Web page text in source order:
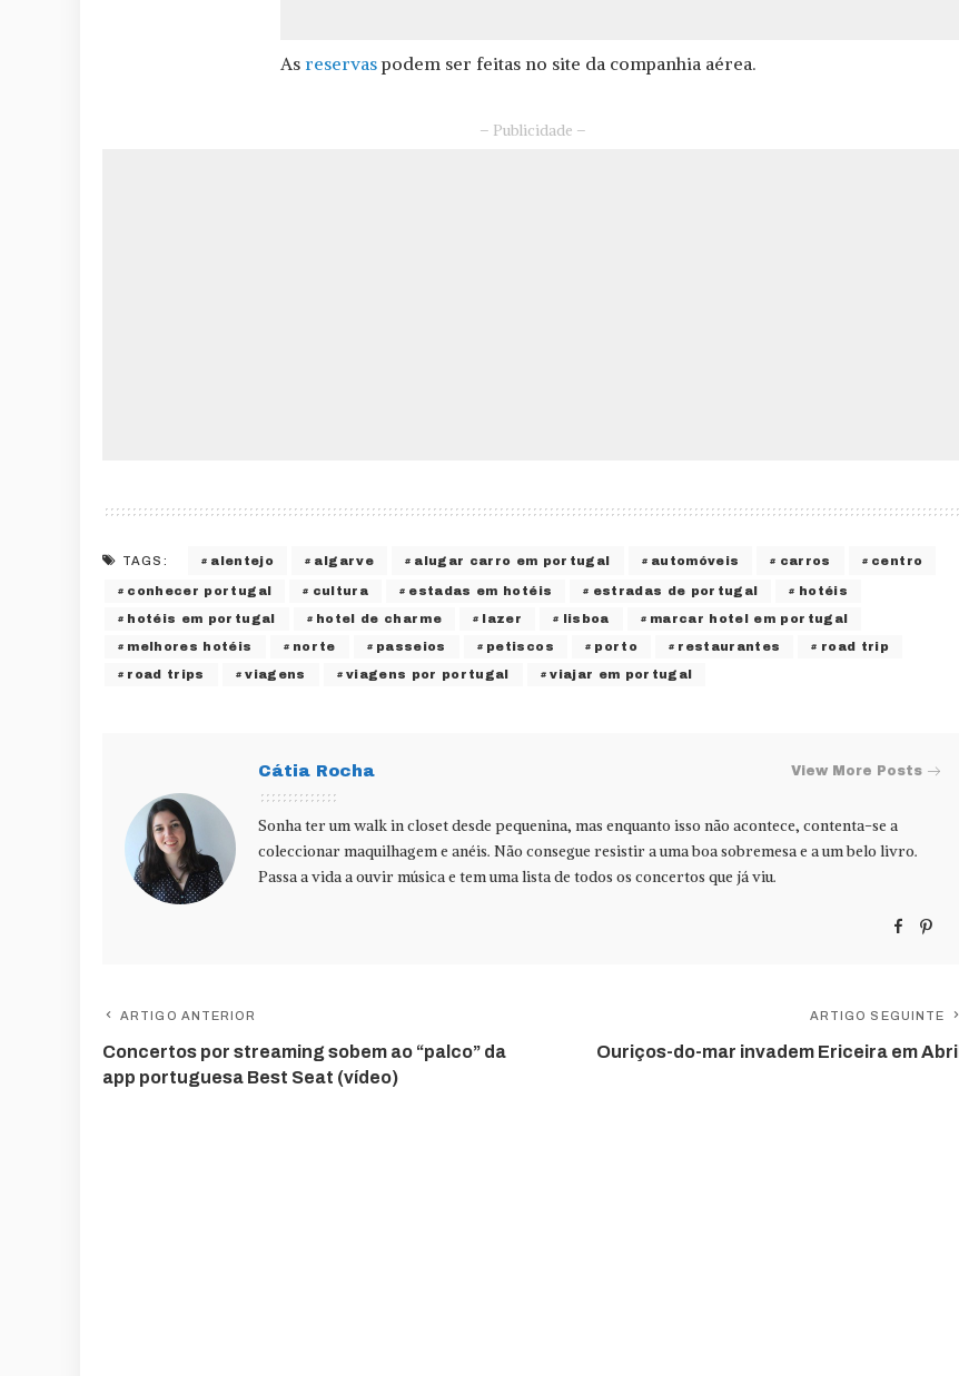
As reservaspodem ser feitas no site da companhia aérea.
– Publicidade –
TAGS: alentejo algarve alugar carro em portugal automóveis carros centro
conhecer portugal cultura estadas em hotéis estradas de portugal hotéis
hotéis em portugal hotel de charme lazer lisboa marcar hotel em portugal
melhores hotéis norte passeios petiscos porto restaurantes road trip
road trips viagens viagens por portugal viajar em portugal
Cátia Rocha View More Posts
Sonha ter um walk in closet desde pequenina, mas enquanto isso não acontece, contenta-se a
coleccionar maquilhagem e anéis. Não consegue resistir a uma boa sobremesa e a um belo livro.
Passa a vida a ouvir música e tem uma lista de todos os concertos que já viu.
ARTIGO ANTERIOR
Concertos por streaming sobem ao “palco” da
app portuguesa Best Seat (vídeo)
ARTIGO SEGUINTE
Ouriços-do-mar invadem Ericeira em Abril